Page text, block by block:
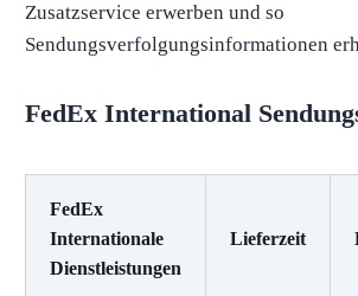
Zusatzservice erwerben und so
Sendungsverfolgungsinformationen
FedEx International
FedEx
Internationale
Dienstleistungen
Lieferzeit